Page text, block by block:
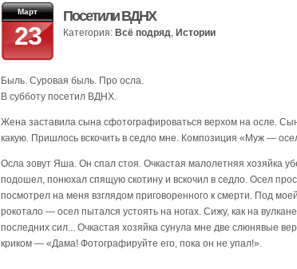
Март
23
Посетили ВДНХ
Категория: Всё подряд, Истории
Быль. Суровая быль. Про осла.
В субботу посетил ВДНХ.
Жена заставила сына сфотографироваться верхом на осле.
какую. Пришлось вскочить в седло мне. Композиция «Муж —
Осла зовут Яша. Он спал стоя. Очкастая малолетняя хозяйка
подошел, понюхал спящую скотину и вскочил в седло. Осел
посмотрел на меня взглядом приговоренного к смерти. Под
рокотало — осел пытался устоять на ногах. Сижу, как на
последних сил... Очкастая хозяйка сунула мне две слюнявые
криком — «Дама! Фотографируйте его, пока он не упал!».